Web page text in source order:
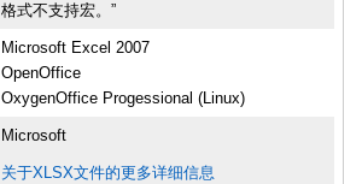
格式不支持宏。”
Microsoft Excel 2007
OpenOffice
OxygenOffice Progessional (Linux)
Microsoft
关于XLSX文件的更多详细信息